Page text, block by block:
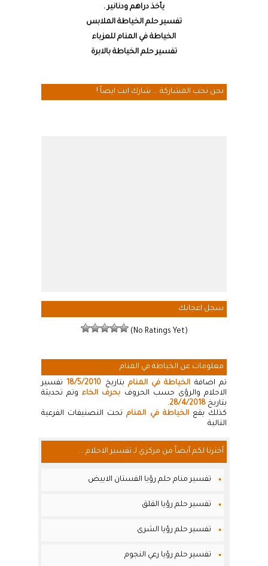
يأخذ دراهم ودنانير .
تفسير حلم الخياطة الملابس
الخياطة في المنام للعزباء
تفسير حلم الخياطة بالابرة
نحن نحب المشاركة ... شارك انت ايضاً !
سجل اعجابك
(No Ratings Yet)
معلومات عن الخياطة في المنام
تم اضافة الخياطة في المنام بتاريخ 18/5/2010
تفسير
الاحلام والرؤى حسب الحروف بحرف الخاءوتم تحديثة
بتاريخ 28/4/2018
.
كذلك يقعالخياطة في المنامتحت التصنيفات الفرعية
التالية
أخترنا لكم أيضاً من مركزي لـ تفسير الاحلام ...
تفسير منام حلم رؤيا الفستان الابيض
تفسير حلم رؤيا القلق
تفسير حلم رؤيا الشرى
تفسير حلم رؤيا رعي النجوم